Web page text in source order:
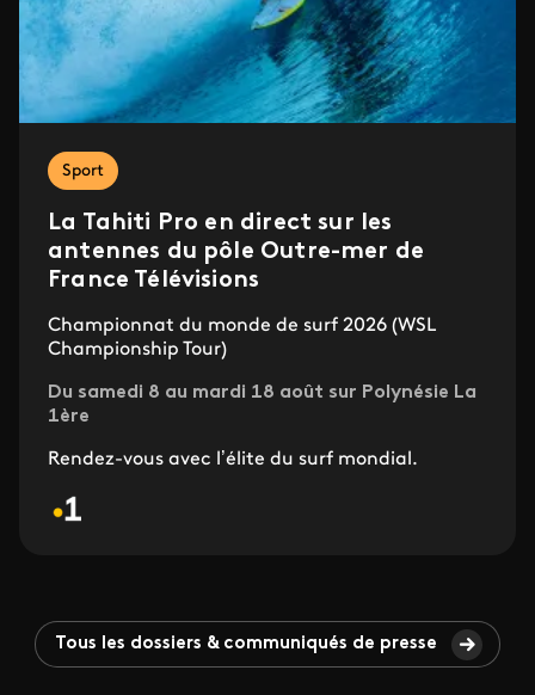
Sport
La Tahiti Pro en direct sur les
antennes du pôle Outre-mer de
France Télévisions
Championnat du monde de surf 2026 (WSL
Championship Tour)
Du samedi 8 au mardi 18 août sur Polynésie La
1ère
Rendez-vous avec l’élite du surf mondial.
Tous les dossiers & communiqués de presse